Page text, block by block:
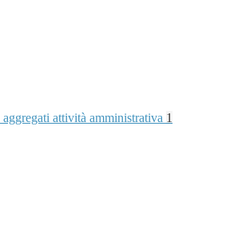
attività amministrativa 1